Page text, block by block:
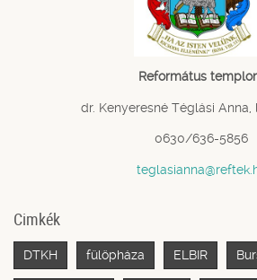
Református
dr. Kenyeresné Téglási Anna,
0630/636-5856
Cimkék
DTKH fülöpháza ELBIR